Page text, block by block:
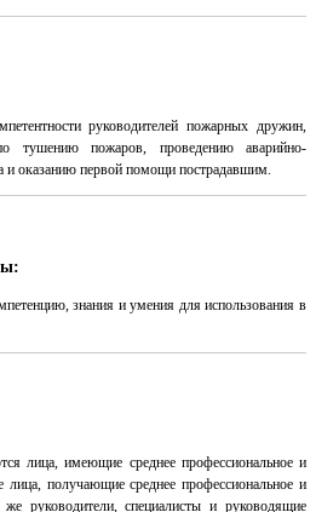
руководителей пожарных дружин,
тушению пожаров, проведению аварийно-
и оказанию первой помощи пострадавшим.
знания и умения для использования в
лица, имеющие среднее профессиональное и
получающие среднее профессиональное и
руководители, специалисты и руководящие